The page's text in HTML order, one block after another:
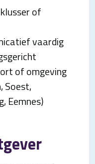
of
vaardig
of omgeving
Soest,
Eemnes)